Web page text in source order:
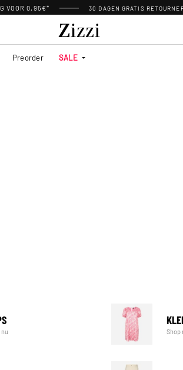
VOOR 0,95€* 30 DAGEN GRATIS
Preorder SALE
Shop